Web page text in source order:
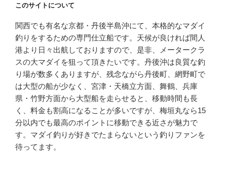
このサイトについて
関西でも有名な京都・丹後半島沖にて、本格的なマダイ
釣りをするための専門仕立船です。天候が良ければ間人
港より日々出航しておりますので、是非、メータークラ
スの大マダイを狙って頂きたいです。丹後沖は良質な釣
り場が数多くありますが、残念ながら丹後町、網野町で
は大型の船が少なく、宮津・天橋立方面、舞鶴、兵庫
県・竹野方面から大型船を走らせると、移動時間も長
く、料金も割高になることが多いですが、梅垣丸なら15
分以内でも最高のポイントに移動できる近さが魅力で
す。マダイ釣りが好きでたまらないという釣りファンを
待ってます。